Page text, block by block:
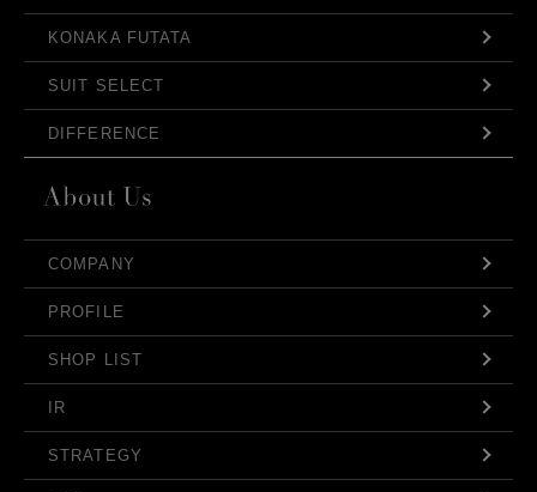
KONAKA FUTATA
SUIT SELECT
DIFFERENCE
COMPANY
PROFILE
SHOP LIST
IR
STRATEGY